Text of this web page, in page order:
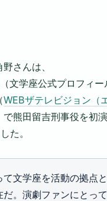
さんは、
文学座公式プロフィー
WEBザテレビジョン（
熊田留吉刑事役を初演
た。
文学座を活動の拠点
。演劇ファンにとっ